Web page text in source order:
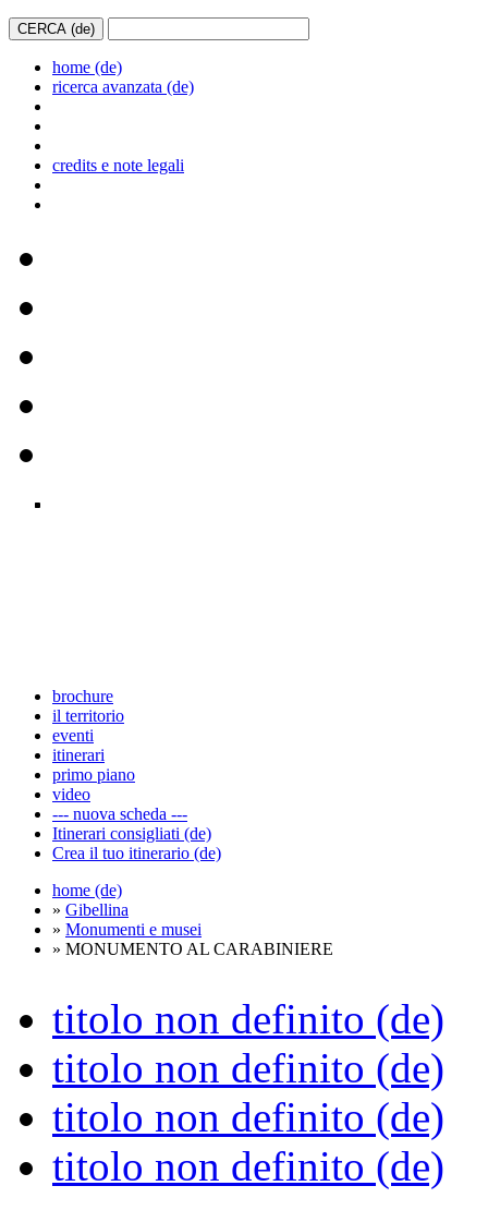
home (de)
ricerca avanzata (de)
credits e note legali
brochure
il territorio
eventi
itinerari
primo piano
video
--- nuova scheda ---
Itinerari consigliati (de)
Crea il tuo itinerario (de)
home (de)
» Gibellina
» Monumenti e musei
» MONUMENTO AL CARABINIERE
titolo non definito (de)
titolo non definito (de)
titolo non definito (de)
titolo non definito (de)